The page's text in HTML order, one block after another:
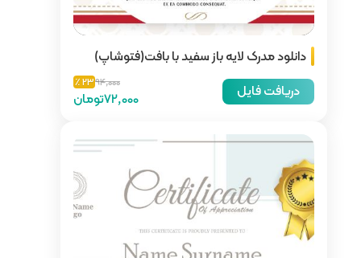
با بافت(فتوشاپ)
94,00023 ٪
72,000تومان